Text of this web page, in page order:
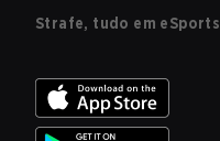
Strafe, tudo em eSports